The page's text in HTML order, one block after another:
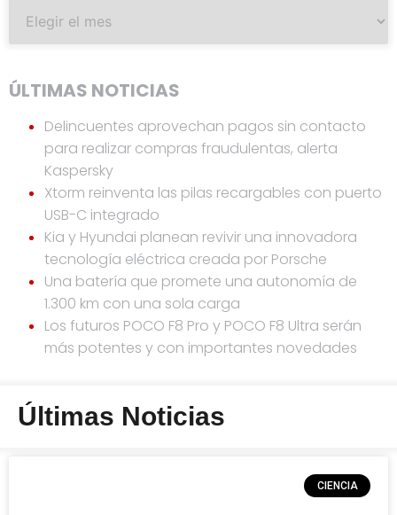
ÚLTIMAS NOTICIAS
Delincuentes aprovechan pagos sin contacto
para realizar compras fraudulentas, alerta
Kaspersky
Xtorm reinventa las pilas recargables con puerto
USB-C integrado
Kia y Hyundai planean revivir una innovadora
tecnología eléctrica creada por Porsche
Una batería que promete una autonomía de
1.300 km con una sola carga
Los futuros POCO F8 Pro y POCO F8 Ultra serán
más potentes y con importantes novedades
Últimas Noticias
CIENCIA